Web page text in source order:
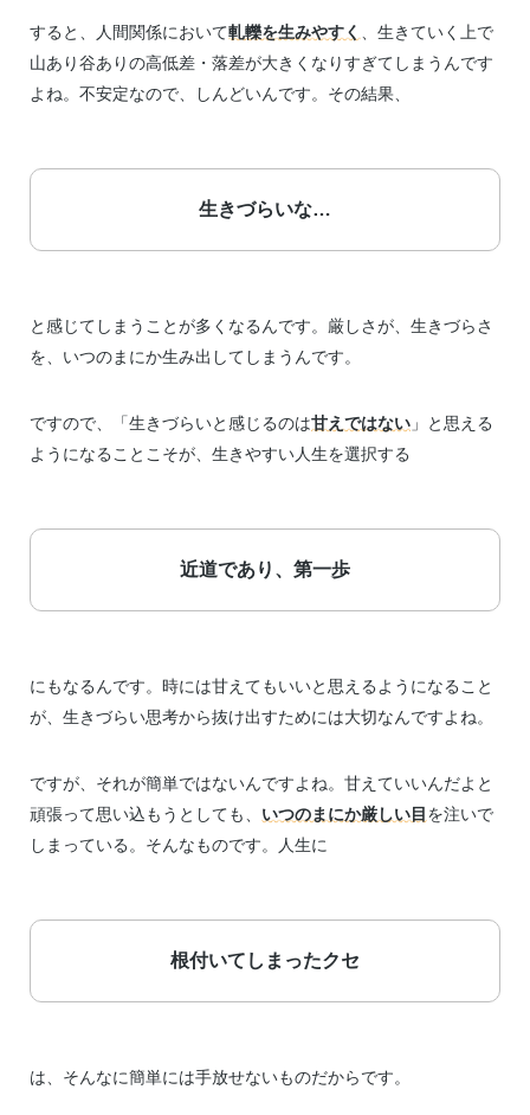
すると、人間関係において軋轢を生みやすく
、生きていく上で
山あり谷ありの高低差・落差が大きくなりすぎてしまうんです
よね。不安定なので、しんどいんです。その結果、
生きづらいな…
と感じてしまうことが多くなるんです。厳しさが、生きづらさ
を、いつのまにか生み出してしまうんです。
ですので、「生きづらいと感じるのは甘えではない 」と思える
ようになることこそが、生きやすい人生を選択する
近道であり、第一歩
にもなるんです。時には甘えてもいいと思えるようになること
が、生きづらい思考から抜け出すためには大切なんですよね。
ですが、それが簡単ではないんですよね。甘えていいんだよと
頑張って思い込もうとしても、 いつのまにか厳しい目 を注いで
しまっている。そんなものです。人生に
根付いてしまったクセ
は、そんなに簡単には手放せないものだからです。